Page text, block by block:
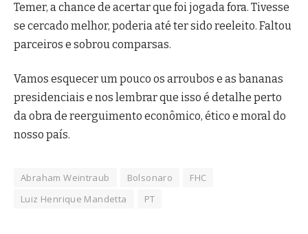
Temer, a chance de acertar que foi jogada fora. Tivesse
se cercado melhor, poderia até ter sido reeleito. Faltou
parceiros e sobrou comparsas.
Vamos esquecer um pouco os arroubos e as bananas
presidenciais e nos lembrar que isso é detalhe perto
da obra de reerguimento econômico, ético e moral do
nosso país.
Abraham Weintraub Bolsonaro
FHC
Luiz Henrique Mandetta
PT